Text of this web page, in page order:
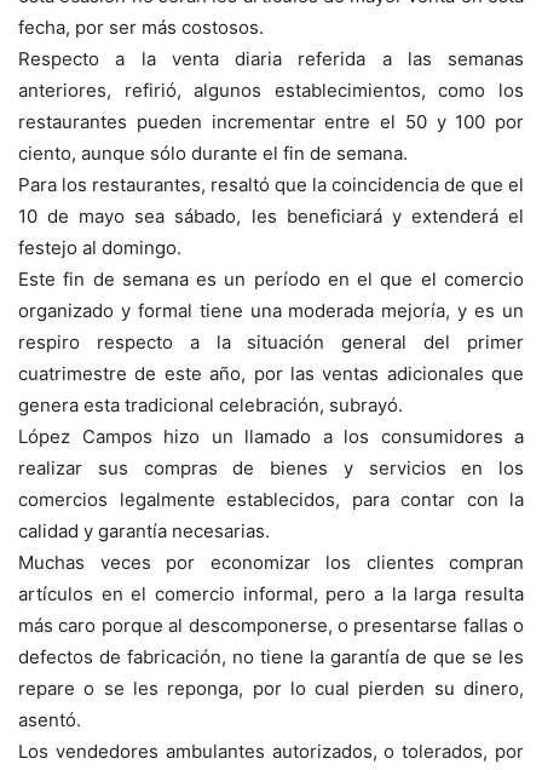
fecha, por ser más costosos.
Respecto a la venta diaria referida a las semanas
anteriores, refirió, algunos establecimientos, como los
restaurantes pueden incrementar entre el 50 y 100 por
ciento, aunque sólo durante el fin de semana.
Para los restaurantes, resaltó que la coincidencia de que el
10 de mayo sea sábado, les beneficiará y extenderá el
festejo al domingo.
Este fin de semana es un período en el que el comercio
organizado y formal tiene una moderada mejoría, y es un
respiro respecto a la situación general del primer
cuatrimestre de este año, por las ventas adicionales que
genera esta tradicional celebración, subrayó.
López Campos hizo un llamado a los consumidores a
realizar sus compras de bienes y servicios en los
comercios legalmente establecidos, para contar con la
calidad y garantía necesarias.
Muchas veces por economizar los clientes compran
artículos en el comercio informal, pero a la larga resulta
más caro porque al descomponerse, o presentarse fallas o
defectos de fabricación, no tiene la garantía de que se les
repare o se les reponga, por lo cual pierden su dinero,
asentó.
Los vendedores ambulantes autorizados, o tolerados, por